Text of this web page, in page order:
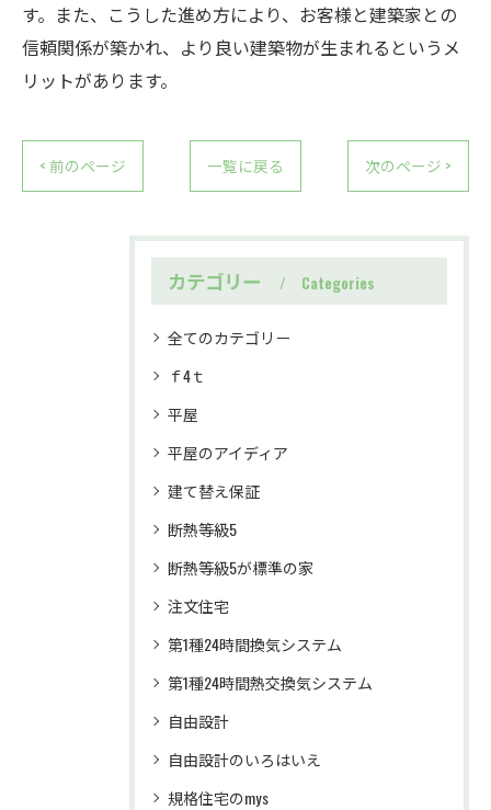
す。また、こうした進め方により、お客様と建築家との
信頼関係が築かれ、より良い建築物が生まれるというメ
リットがあります。
< 前のページ 一覧に戻る 次のページ >
カテゴリー Categories
全てのカテゴリー
ｆ4ｔ
平屋
平屋のアイディア
建て替え保証
断熱等級5
断熱等級5が標準の家
注文住宅
第1種24時間換気システム
第1種24時間熱交換気システム
自由設計
自由設計のいろはいえ
規格住宅のmys